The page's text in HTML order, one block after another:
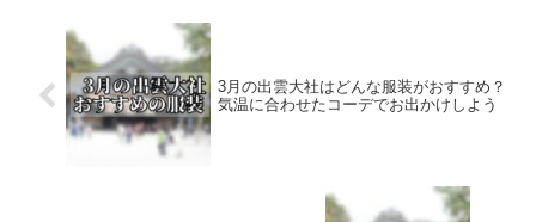
3月の出雲大社はどんな服装がおすすめ？
気温に合わせたコーデでお出かけしよう